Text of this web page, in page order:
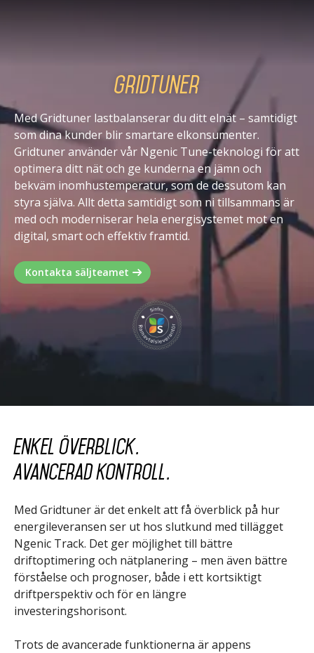
Gridtuner
Med Gridtuner lastbalanserar du ditt elnät – samtidigt
som dina kunder blir smartare elkonsumenter.
Gridtuner använder vår Ngenic Tune-teknologi för att
optimera ditt nät och ge kunderna en jämn och
bekväm inomhustemperatur, som de dessutom kan
styra själva. Allt detta samtidigt som ni tillsammans är
med och moderniserar hela energisystemet mot en
digital, smart och effektiv framtid.
Kontakta säljteamet
Enkel överblick.
Avancerad kontroll.
Med Gridtuner är det enkelt att få överblick på hur
energileveransen ser ut hos slutkund med tillägget
Ngenic Track. Det ger möjlighet till bättre
driftoptimering och nätplanering – men även bättre
förståelse och prognoser, både i ett kortsiktigt
driftperspektiv och för en längre
investeringshorisont.
Trots de avancerade funktionerna är appens